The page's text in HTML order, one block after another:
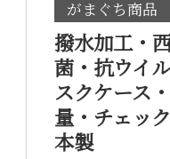
がまぐち商品
撥水加工・
菌・抗ウイ
スクケース
量・チェッ
本製